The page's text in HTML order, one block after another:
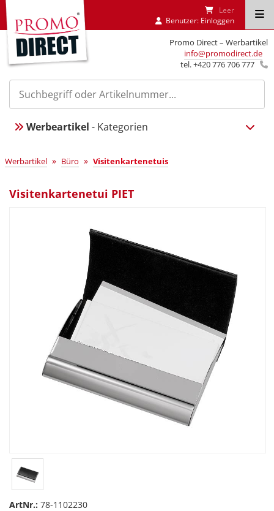
Promo Direct – Werbartikel
info@promodirect.de
tel. +420 776 706 777
Leer
Benutzer: Einloggen
Werbeartikel - Kategorien
Werbartikel » Büro » Visitenkartenetuis
Visitenkartenetui PIET
ArtNr.: 78-1102230